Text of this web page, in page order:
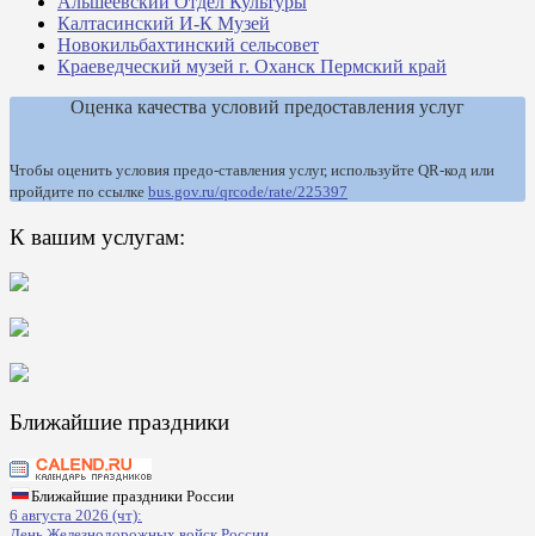
Калтасинский И-К Музей
Новокильбахтинский сельсовет
Краеведческий музей г. Оханск Пермский край
Оценка качества условий предоставления услуг
Чтобы оценить условия предо-ставления услуг, используйте QR-код или
пройдите по ссылке bus.gov.ru/qrcode/rate/225397
К вашим услугам:
Ближайшие праздники
Ближайшие праздники России
6 августа 2026 (чт):